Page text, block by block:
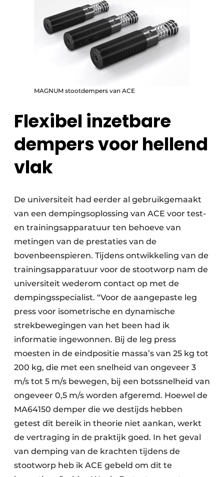
MAGNUM stootdempers van ACE
Flexibel inzetbare
dempers voor hellend
vlak
De universiteit had eerder al gebruikgemaakt
van een dempingsoplossing van ACE voor test-
en trainingsapparatuur ten behoeve van
metingen van de prestaties van de
bovenbeenspieren. Tijdens ontwikkeling van de
trainingsapparatuur voor de stootworp nam de
universiteit wederom contact op met de
dempingsspecialist. “Voor de aangepaste leg
press voor isometrische en dynamische
strekbewegingen van het been had ik
informatie ingewonnen. Bij de leg press
moesten in de eindpositie massa’s van 25 kg tot
200 kg, die met een snelheid van ongeveer 3
m/s tot 5 m/s bewegen, bij een botssnelheid van
ongeveer 0,5 m/s worden afgeremd. Hoewel de
MA64150 demper die we destijds hebben
getest dit bereik in theorie niet aankan, werkt
de vertraging in de praktijk goed. In het geval
van demping van de krachten tijdens de
stootworp heb ik ACE gebeld om dit te